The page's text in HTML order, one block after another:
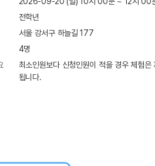
전학년
서울 강서구 하늘길 177
4명
최소인원보다 신청인원이 적을 경우 체험은
됩니다.